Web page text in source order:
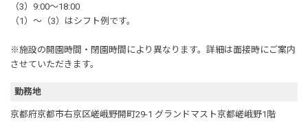
（3）9:00～18:00
（1）～（3）はシフト例です。
※施設の開園時間・閉園時間により異なります。詳細は面接時にご案内
させていただきます。
勤務地
京都府京都市右京区嵯峨野開町29-1 グランドマスト京都嵯峨野1階